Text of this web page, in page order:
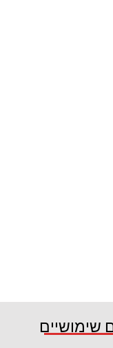
שימושיים